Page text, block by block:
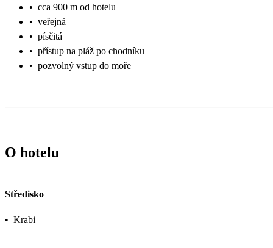
• cca 900 m od hotelu
• veřejná
• písčitá
• přístup na pláž po chodníku
• pozvolný vstup do moře
O hotelu
Středisko
• Krabi